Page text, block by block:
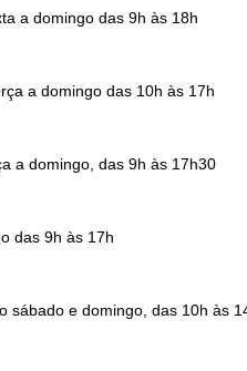
a domingo das 9h às 18h
a domingo das 10h às 17h
a domingo, das 9h às 17h30
das 9h às 17h
sábado e domingo, das 10h às